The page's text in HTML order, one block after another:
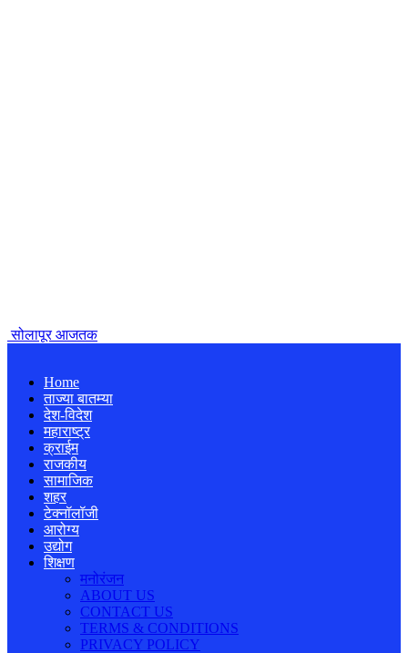
सोलापूर आजतक
Home
ताज्या बातम्या
देश-विदेश
महाराष्ट्र
क्राईम
राजकीय
सामाजिक
शहर
टेक्नॉलॉजी
आरोग्य
उद्योग
शिक्षण
मनोरंजन
ABOUT US
CONTACT US
TERMS & CONDITIONS
PRIVACY POLICY